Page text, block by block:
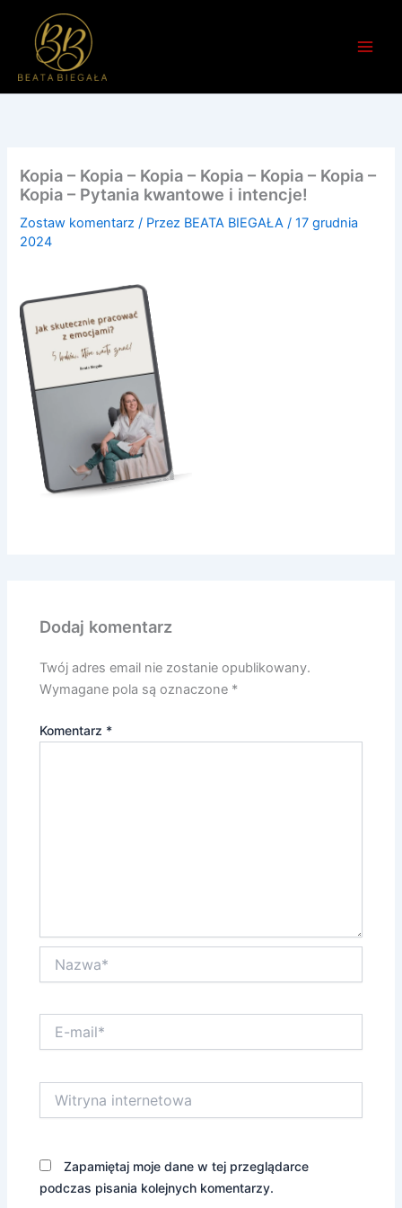
Kopia – Kopia – Kopia – Kopia – Kopia – Kopia –
Kopia – Pytania kwantowe i intencje!
Zostaw komentarz / Przez BEATA BIEGAŁA/17 grudnia
2024
Dodaj komentarz
Twój adres email nie zostanie opublikowany.
Wymagane pola są oznaczone *
Komentarz *
mail*
internetowa
Zapamiętaj moje dane w tej przeglądarce
podczas pisania kolejnych komentarzy.